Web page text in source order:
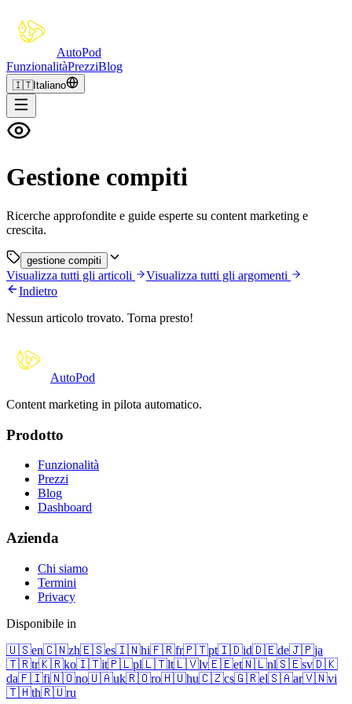
AutoPod
FunzionalitàPrezziBlog
🇮🇹Italiano
Gestione compiti
Ricerche approfondite e guide esperte su content marketing e
crescita.
gestione compiti
Visualizza tutti gli articoli
Visualizza tutti gli argomenti
Indietro
Nessun articolo trovato. Torna presto!
AutoPod
Content marketing in pilota automatico.
Prodotto
Funzionalità
Prezzi
Blog
Dashboard
Azienda
Chi siamo
Termini
Privacy
Disponibile in
🇺🇸en🇨🇳zh🇪🇸es🇮🇳hi🇫🇷fr🇵🇹pt🇮🇩id🇩🇪de🇯🇵ja
🇹🇷tr🇰🇷ko🇮🇹it🇵🇱pl🇱🇹lt🇱🇻lv🇪🇪et🇳🇱nl🇸🇪sv🇩🇰
da🇫🇮fi🇳🇴no🇺🇦uk🇷🇴ro🇭🇺hu🇨🇿cs🇬🇷el🇸🇦ar🇻🇳vi
🇹🇭th🇷🇺ru